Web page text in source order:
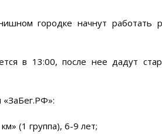
городке начнут работать
в 13:00, после нее дадут
«ЗаБег.РФ»:
(1 группа), 6-9 лет;